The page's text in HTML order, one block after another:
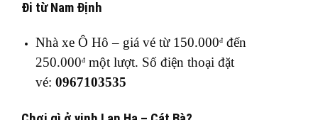
Đi từ Nam Định
Nhà xe Ô Hô – giá vé từ 150.000đ đến
250.000đ một lượt. Số điện thoại đặt
vé: 0967103535